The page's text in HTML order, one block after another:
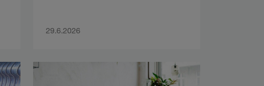
29.6.2026